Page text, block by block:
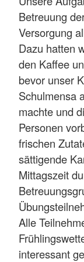
Betreuung
Versorgung
Dazu hatten
den Kaffee
bevor unser
Schulmensa
machte und
Personen
frischen
sättigende
Mittagszeit
Alle
interessant